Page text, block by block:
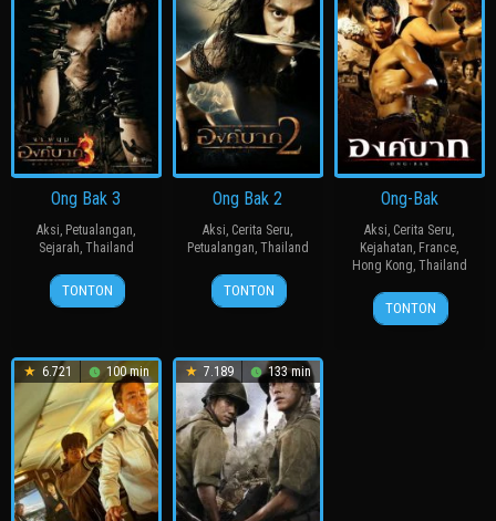
Ong Bak 3
Aksi, Petualangan,
Sejarah, Thailand
5
May
Tony
Jaa
TONTON
Ong Bak 2
Aksi, Cerita Seru,
Petualangan, Thailand
4
Dec
Tony
Jaa
TONTON
Ong-Bak
Aksi, Cerita Seru,
Kejahatan, France,
Hong Kong, Thailand
31
Jan
ปรัชญา
ปิ่น
TONTON
6.721 100 min 7.189 133 min